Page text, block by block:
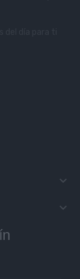
keyboard_arrow_down
keyboard_arrow_down